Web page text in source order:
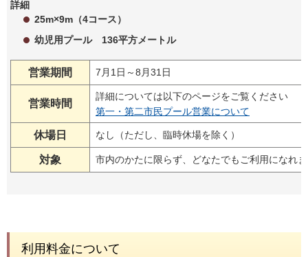
詳細
25m×9m（4コース）
幼児用プール 136平方メートル
営業期間 7月1日～8月31日
営業時間
詳細については以下のページをご覧ください
第一・第二市民プール営業について
休場日 なし（ただし、臨時休場を除く）
対象 市内のかたに限らず、どなたでもご利用になれ
利用料金について